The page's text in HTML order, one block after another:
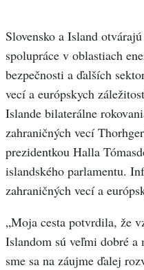
Slovensko a Island
spolupráce v oblastiach
bezpečnosti a ďalších
vecí a európskych
Islande bilaterálne
zahraničných vecí
prezidentkou Halla
islandského parlamentu.
zahraničných vecí a
„Moja cesta potvrdila, že
Islandom sú veľmi dobré a
sme sa na záujme ďalej